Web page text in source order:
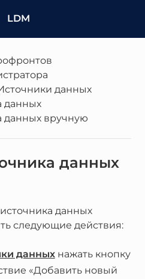
LDM
данных
данных
данных вручную
данных
данных
следующие действия:
данныхнажать кнопку
«Добавить новый